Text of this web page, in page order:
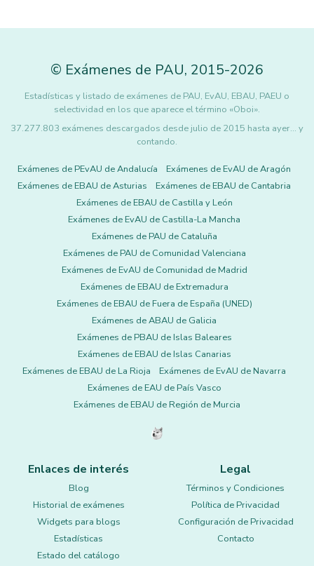
© Exámenes de PAU, 2015-2026
Estadísticas y listado de exámenes de PAU, EvAU, EBAU, PAEU o
selectividad en los que aparece el término «Oboi».
37.277.803 exámenes descargados desde julio de 2015 hasta ayer... y
contando.
Exámenes de PEvAU de Andalucía
Exámenes de EvAU de Aragón
Exámenes de EBAU de Asturias
Exámenes de EBAU de Cantabria
Exámenes de EBAU de Castilla y León
Exámenes de EvAU de Castilla-La Mancha
Exámenes de PAU de Cataluña
Exámenes de PAU de Comunidad Valenciana
Exámenes de EvAU de Comunidad de Madrid
Exámenes de EBAU de Extremadura
Exámenes de EBAU de Fuera de España (UNED)
Exámenes de ABAU de Galicia
Exámenes de PBAU de Islas Baleares
Exámenes de EBAU de Islas Canarias
Exámenes de EBAU de La Rioja
Exámenes de EvAU de Navarra
Exámenes de EAU de País Vasco
Exámenes de EBAU de Región de Murcia
Enlaces de interés
Blog
Historial de exámenes
Widgets para blogs
Estadísticas
Estado del catálogo
Legal
Términos y Condiciones
Política de Privacidad
Configuración de Privacidad
Contacto